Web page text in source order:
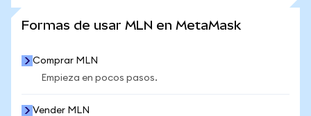
Formas de usar MLN en MetaMask
Comprar MLN
Empieza en pocos pasos.
Vender MLN